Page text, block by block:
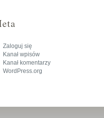
Zaloguj się
Kanał wpisów
Kanał komentarzy
WordPress.org